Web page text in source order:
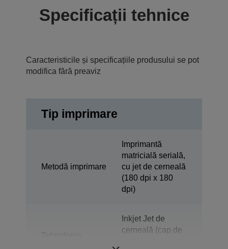
Specificații tehnice
Caracteristicile și specificațiile produsului se pot
modifica fără preaviz
Tip imprimare
Metodă imprimare
Imprimantă
matricială serială,
cu jet de cerneală
(180 dpi x 180
dpi)
Inkjet Jet de
cerneală (cap de